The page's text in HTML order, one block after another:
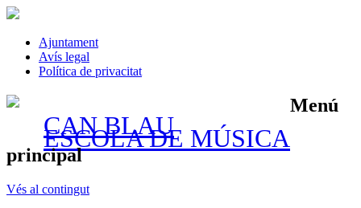
Ajuntament
Avís legal
Política de privacitat
CAN BLAU
ESCOLA DE MÚSICA
Menú
principal
Vés al contingut